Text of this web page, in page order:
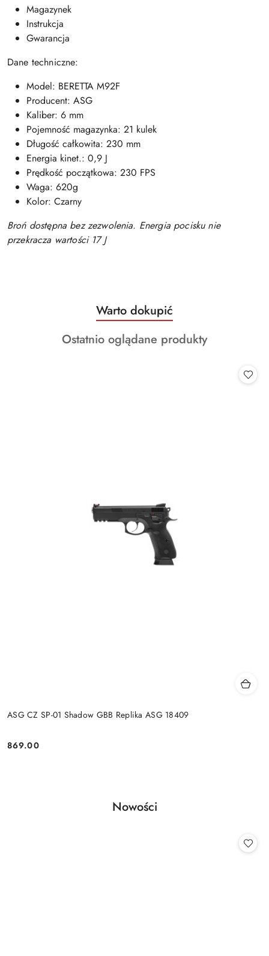
Magazynek
Instrukcja
Gwarancja
Dane techniczne:
Model: BERETTA M92F
Producent: ASG
Kaliber: 6 mm
Pojemność magazynka: 21 kulek
Długość całkowita: 230 mm
Energia kinet.: 0,9 J
Prędkość początkowa: 230 FPS
Waga: 620g
Kolor: Czarny
Broń dostępna bez zezwolenia. Energia pocisku nie
przekracza wartości 17 J
Pomiń karuzelę produktów
Produkty
o
statusie:
Warto dokupić
Produkty
Ostatnio oglądane produkty
ASG CZ SP-01 Shadow GBB Replika ASG 18409
Cena:
869.00
Pomiń karuzelę produktów
Produkty
Nowości